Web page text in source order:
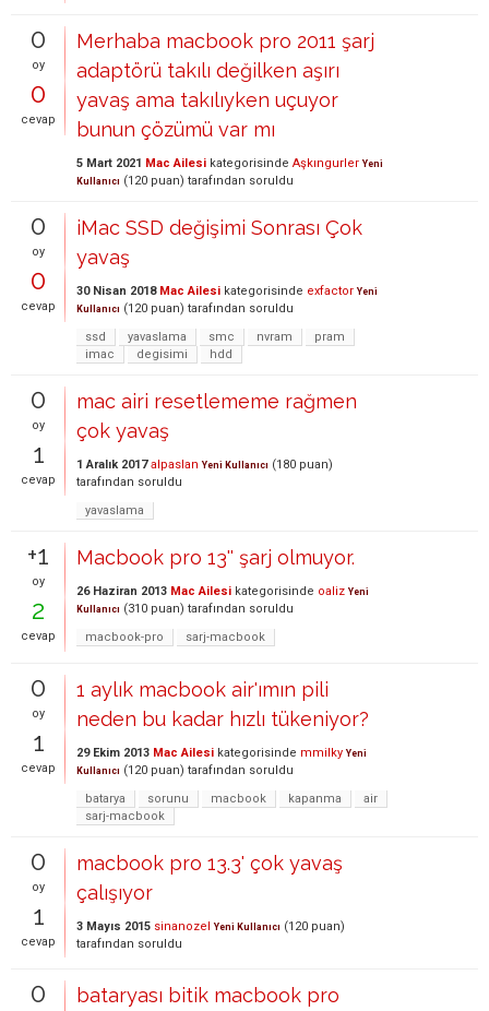
0
oy
0
cevap
Merhaba macbook pro 2011 şarj
adaptörü takılı değilken aşırı
yavaş ama takılıyken uçuyor
bunun çözümü var mı
5 Mart 2021 Mac Ailesi kategorisinde Aşkıngurler Yeni
Kullanıcı (120 puan) tarafından soruldu
0
oy
0
cevap
iMac SSD değişimi Sonrası Çok
yavaş
30 Nisan 2018 Mac Ailesi kategorisinde exfactor Yeni
Kullanıcı (120 puan) tarafından soruldu
ssd
yavaslama smc nvram
pram
imac
degisimi hdd
0
oy
1
cevap
mac airi resetlememe rağmen
çok yavaş
1 Aralık 2017 alpaslan Yeni Kullanıcı (180 puan)
tarafından soruldu
yavaslama
+1
oy
2
cevap
Macbook pro 13'' şarj olmuyor.
26 Haziran 2013 Mac Ailesi kategorisinde oaliz Yeni
Kullanıcı (310 puan) tarafından soruldu
macbook-pro
sarj-macbook
0
oy
1
cevap
1 aylık macbook air'ımın pili
neden bu kadar hızlı tükeniyor?
29 Ekim 2013 Mac Ailesi kategorisinde mmilky Yeni
Kullanıcı (120 puan) tarafından soruldu
batarya
sorunu macbook kapanma
air
sarj-macbook
0
oy
1
cevap
macbook pro 13.3' çok yavaş
çalışıyor
3 Mayıs 2015 sinanozel Yeni Kullanıcı (120 puan)
tarafından soruldu
0
bataryası bitik macbook pro